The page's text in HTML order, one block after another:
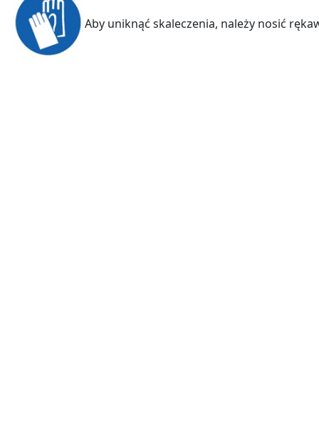
Aby uniknąć skaleczenia, należy nosić